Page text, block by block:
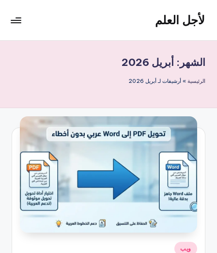
التجاوز
المحتوى
لأجل العلم
موقع
يهتم
بأخبار
الشهر: أبريل 2026
الرئيسية » أرشيفات لـ أبريل 2026
نُشرويب